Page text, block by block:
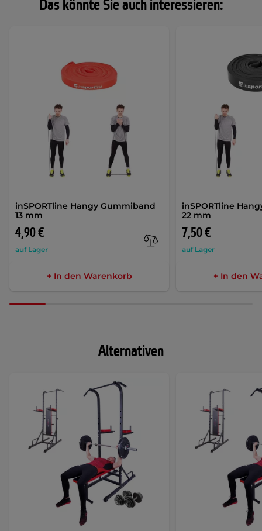
Das könnte Sie auch interessieren:
inSPORTline Hangy Gummiband
13 mm
4,90 €
auf Lager
+ In den Warenkorb
inSPORTline
22 mm
7,50 €
auf Lager
+ In den
Alternativen